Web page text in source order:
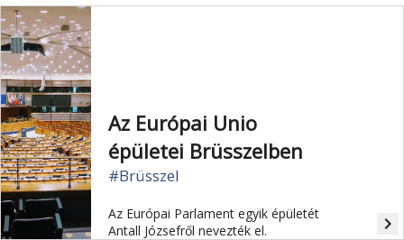
Az Európai Unio
épületei Brüsszelben
#Brüsszel
Az Európai Parlament egyik épületét
Antall Józsefről nevezték el.
navigate_next